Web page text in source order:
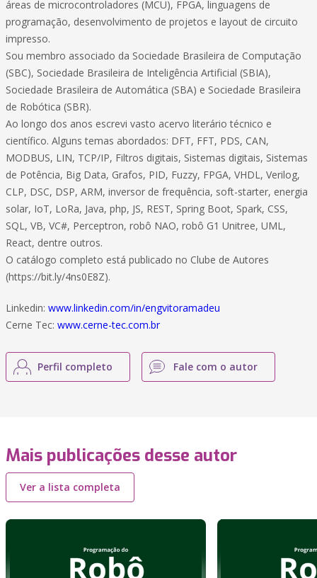
áreas de microcontroladores (MCU), FPGA, linguagens de
programação, desenvolvimento de projetos e layout de circuito
impresso.
Sou membro associado da Sociedade Brasileira de Computação
(SBC), Sociedade Brasileira de Inteligência Artificial (SBIA),
Sociedade Brasileira de Automática (SBA) e Sociedade Brasileira
de Robótica (SBR).
Ao longo dos anos escrevi vasto acervo literário técnico e
científico. Alguns temas abordados: DFT, FFT, PDS, CAN,
MODBUS, LIN, TCP/IP, Filtros digitais, Sistemas digitais, Sistemas
de Potência, Big Data, Grafos, PID, Fuzzy, FPGA, VHDL, Verilog,
CLP, DSC, DSP, ARM, inversor de frequência, soft-starter, energia
solar, IoT, LoRa, Java, php, JS, REST, Spring Boot, Spark, CSS,
SQL, VB, VC#, Perceptron, robô NAO, robô G1 Unitree, UML,
React, dentre outros.
O catálogo completo está publicado no Clube de Autores
(https://bit.ly/4ns0E8Z).
Linkedin: www.linkedin.com/in/engvitoramadeu
Cerne Tec: www.cerne-tec.com.br
Perfil completo Fale com o autor
Mais publicações desse autor
Ver a lista completa